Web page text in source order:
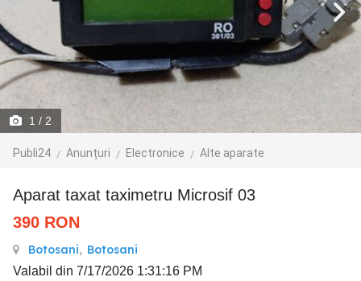
1 / 2
Publi24 Anunțuri Electronice Alte aparate
Aparat taxat taximetru Microsif 03
390 RON
Botosani, Botosani
Valabil din 7/17/2026 1:31:16 PM